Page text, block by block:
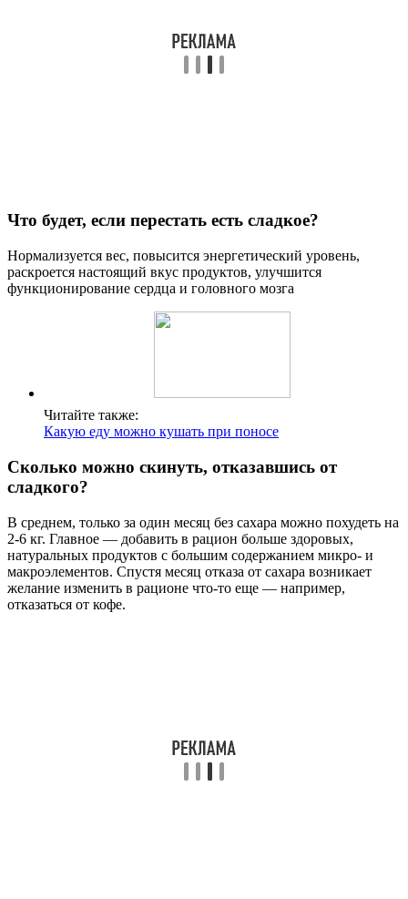
Что будет, если перестать есть сладкое?
Нормализуется вес, повысится энергетический уровень,
раскроется настоящий вкус продуктов, улучшится
функционирование сердца и головного мозга
Читайте также:
Какую еду можно кушать при поносе
Сколько можно скинуть, отказавшись от
сладкого?
В среднем, только за один месяц без сахара можно похудеть на
2-6 кг. Главное — добавить в рацион больше здоровых,
натуральных продуктов с большим содержанием микро- и
макроэлементов. Спустя месяц отказа от сахара возникает
желание изменить в рационе что-то еще — например,
отказаться от кофе.